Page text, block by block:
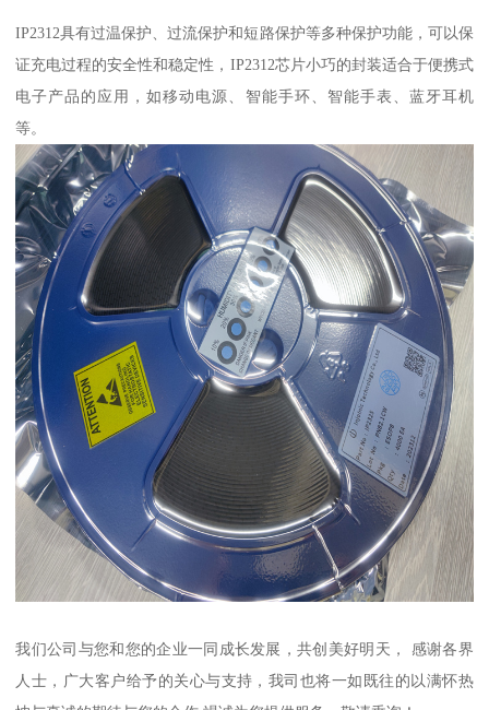
IP2312具有过温保护、过流保护和短路保护等多种保护功能，可以保
证充电过程的安全性和稳定性，IP2312芯片小巧的封装适合于便携式
电子产品的应用，如移动电源、智能手环、智能手表、蓝牙耳机
等。
我们公司与您和您的企业一同成长发展，共创美好明天， 感谢各界
人士，广大客户给予的关心与支持，我司也将一如既往的以满怀热